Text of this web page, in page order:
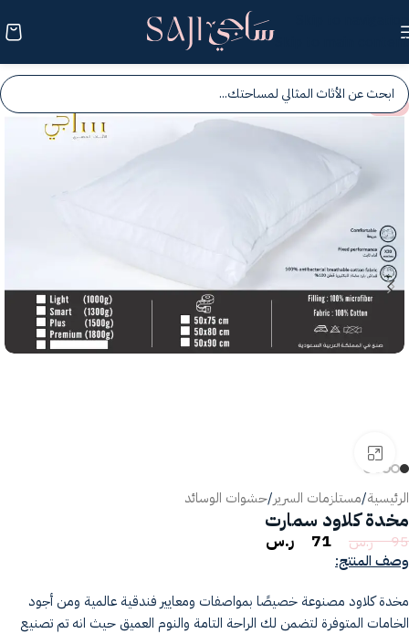
Skip to main content
-25%
الرئيسية/مستلزمات السرير/حشوات الوسائد
مخدة كلاود سمارت
95 ر.س 71 ر.س
وصف المنتج:
مخدة كلاود مصنوعة خصيصًا بمواصفات ومعايير فندقية عالمية ومن أجود
الخامات المتوفرة لتضمن لك الراحة التامة والنوم العميق حيث انه تم تصنيع